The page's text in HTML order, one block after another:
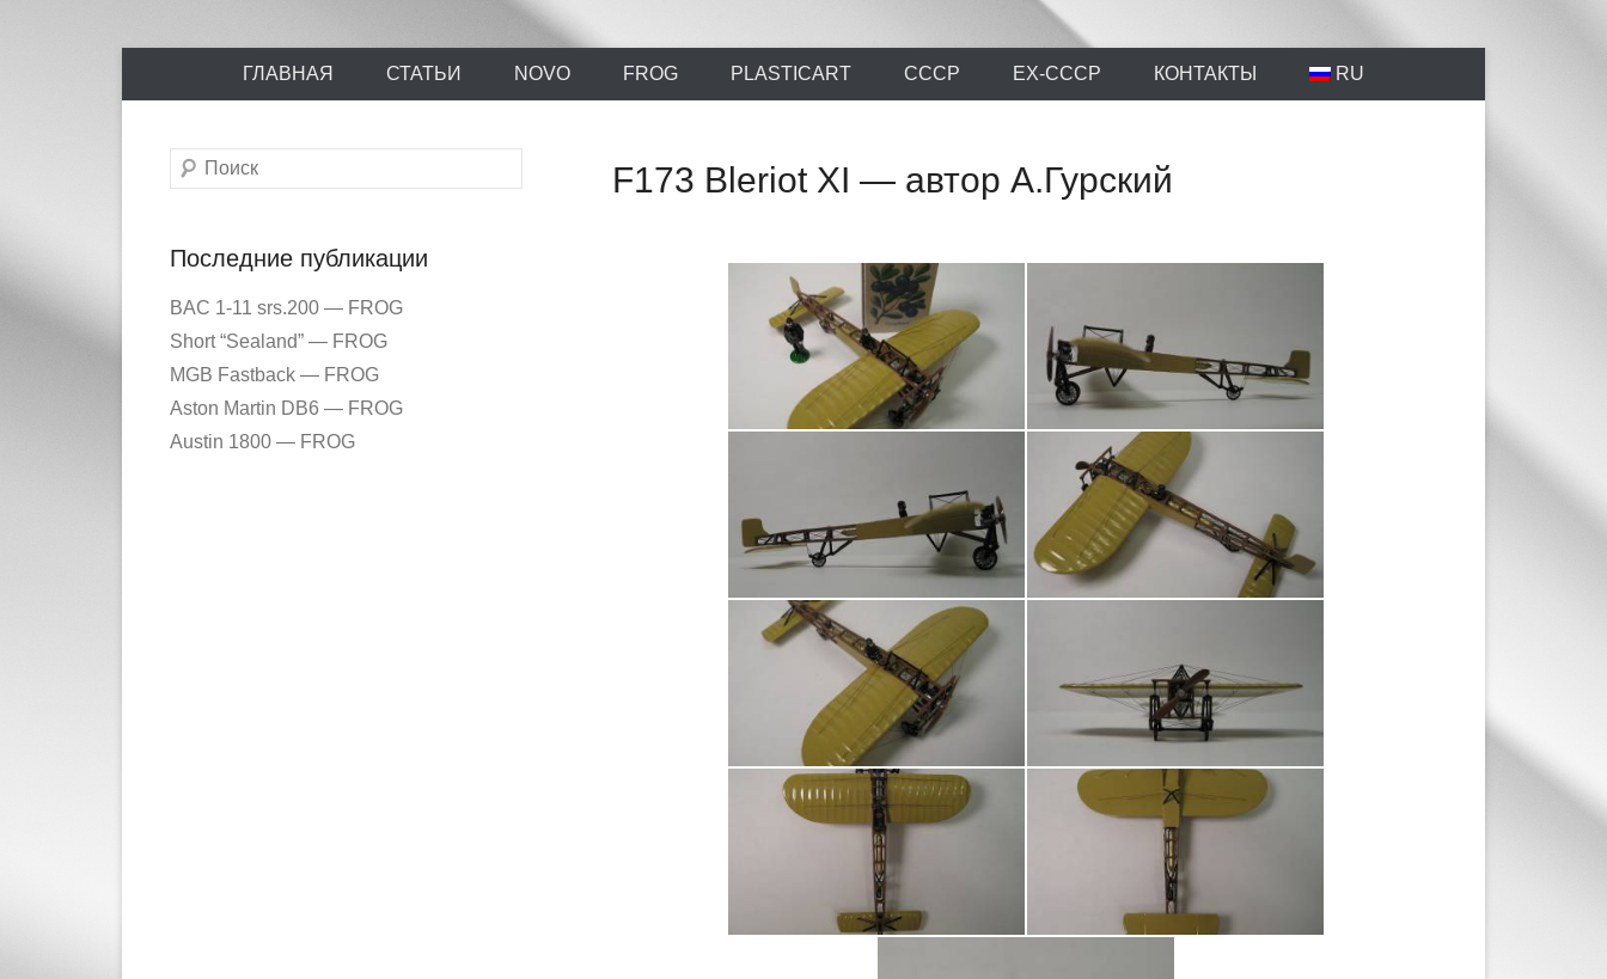
к
Ретро-Модели.Ру
ГЛАВНАЯ СТАТЬИ NOVO FROG PLASTICART СССР EX-СССР КОНТАКТЫ RU
F173 Bleriot XI — автор А.Гурский
Поиск
Последние публикации
BAC 1-11 srs.200 — FROG
Short “Sealand” — FROG
MGB Fastback — FROG
Aston Martin DB6 — FROG
Austin 1800 — FROG